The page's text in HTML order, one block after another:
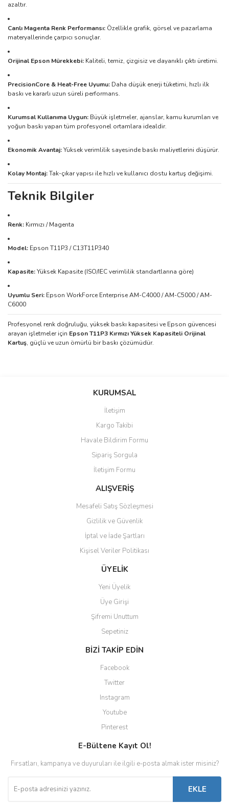
azaltır.
Canlı Magenta Renk Performansı: Özellikle grafik, görsel ve pazarlama
materyallerinde çarpıcı sonuçlar.
Orijinal Epson Mürekkebi: Kaliteli, temiz, çizgisiz ve dayanıklı çıktı üretimi.
PrecisionCore & Heat-Free Uyumu: Daha düşük enerji tüketimi, hızlı ilk
baskı ve kararlı uzun süreli performans.
Kurumsal Kullanıma Uygun: Büyük işletmeler, ajanslar, kamu kurumları ve
yoğun baskı yapan tüm profesyonel ortamlara idealdir.
Ekonomik Avantaj:Yüksek verimlilik sayesinde baskı maliyetlerini düşürür.
Kolay Montaj:Tak-çıkar yapısı ile hızlı ve kullanıcı dostu kartuş değişimi.
Teknik Bilgiler
Renk: Kırmızı / Magenta
Model: Epson T11P3 / C13T11P340
Kapasite:Yüksek Kapasite (ISO/IEC verimlilik standartlarına göre)
Uyumlu Seri: Epson WorkForce Enterprise AM-C4000 / AM-C5000 / AM-
C6000
Profesyonel renk doğruluğu, yüksek baskı kapasitesi ve Epson güvencesi
arayan işletmeler için Epson T11P3 Kırmızı Yüksek Kapasiteli Orijinal
Kartuş, güçlü ve uzun ömürlü bir baskı çözümüdür.
Bu ürüne ilk yorumu siz yapın!
Ürün resmi kalitesiz, bozuk veya görüntülenemiyor.
Ürün açıklamasında eksik bilgiler bulunuyor.
Ürün bilgilerinde hatalar bulunuyor.
Ürün fiyatı diğer sitelerden daha pahalı.
Bu ürüne benzer farklı alternatifler olmalı.
Gönder
KURUMSAL
İletişim
Kargo Takibi
Havale Bildirim Formu
Sipariş Sorgula
İletişim Formu
ALIŞVERİŞ
Mesafeli Satış Sözleşmesi
Gizlilik ve Güvenlik
İptal ve İade Şartları
Kişisel Veriler Politikası
ÜYELİK
Yeni Üyelik
Üye Girişi
Şifremi Unuttum
Sepetiniz
BİZİ TAKİP EDİN
Facebook
Twitter
Instagram
Youtube
Pinterest
E-Bültene Kayıt Ol!
Fırsatları, kampanya ve duyuruları ile ilgili e-posta almak ister misiniz?
EKLE